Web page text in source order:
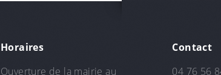
Horaires
Ouverture de la mairie au
Contact
04 76 56